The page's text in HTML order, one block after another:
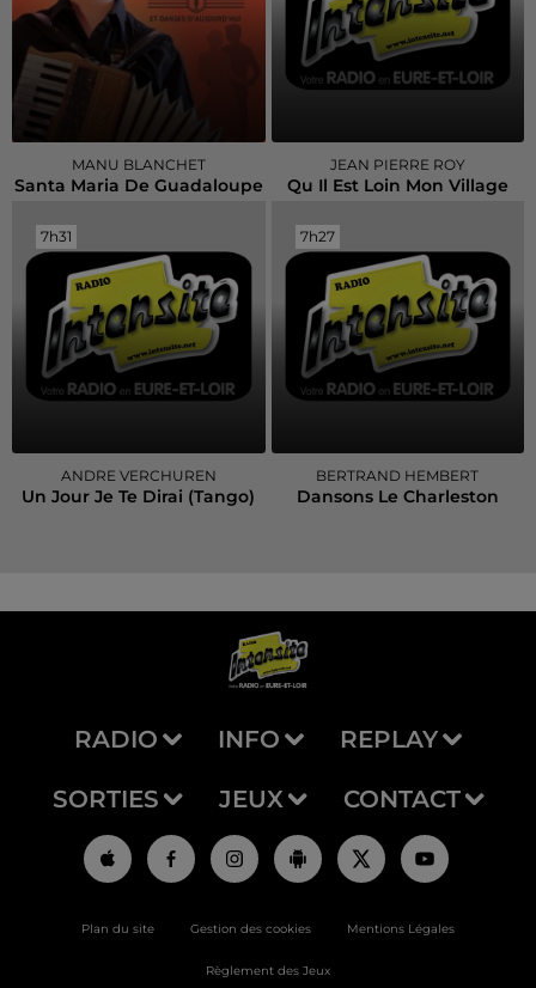
MANU BLANCHET
Santa Maria De Guadaloupe
JEAN PIERRE ROY
Qu Il Est Loin Mon Village
7h31
7h31
ANDRE VERCHUREN
Un Jour Je Te Dirai (tango)
7h27
7h27
BERTRAND HEMBERT
Dansons Le Charleston
RADIO INFO REPLAY
SORTIES JEUX CONTACT
Plan du site Gestion des cookies Mentions Légales
Règlement des Jeux